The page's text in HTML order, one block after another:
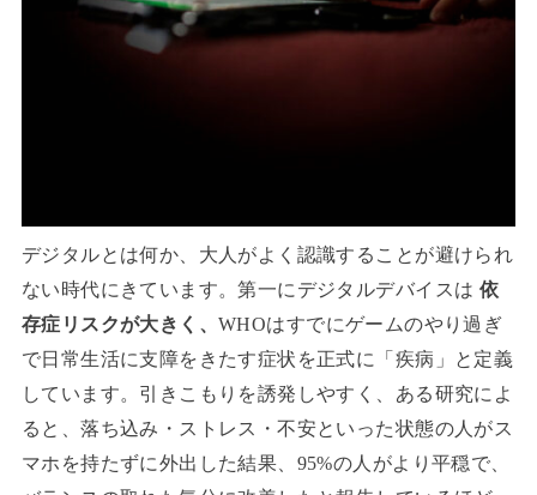
デジタルとは何か、大人がよく認識することが避けられ
ない時代にきています。第一にデジタルデバイスは 依
存症リスクが大きく、WHOはすでにゲームのやり過ぎ
で日常生活に支障をきたす症状を正式に「疾病」と定義
しています。引きこもりを誘発しやすく、ある研究によ
ると、落ち込み・ストレス・不安といった状態の人がス
マホを持たずに外出した結果、95%の人がより平穏で、